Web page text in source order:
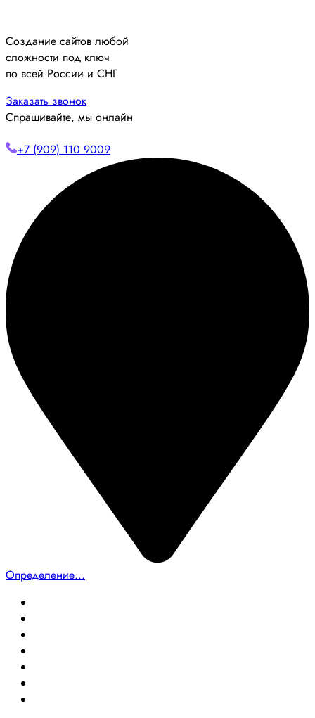
Создание сайтов любой
сложности под ключ
по всей России и СНГ
Заказать звонок
Спрашивайте, мы онлайн
+7 (909) 110 9009
Определение...